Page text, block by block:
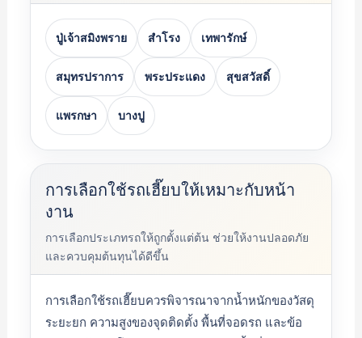
ปู่เจ้าสมิงพราย สำโรง เทพารักษ์
สมุทรปราการ พระประแดง สุขสวัสดิ์
แพรกษา บางปู
การเลือกใช้รถเฮี๊ยบให้เหมาะกับหน้า
งาน
การเลือกประเภทรถให้ถูกตั้งแต่ต้น ช่วยให้งานปลอดภัย
และควบคุมต้นทุนได้ดีขึ้น
การเลือกใช้รถเฮี๊ยบควรพิจารณาจากน้ำหนักของวัสดุ
ระยะยก ความสูงของจุดติดตั้ง พื้นที่จอดรถ และข้อ